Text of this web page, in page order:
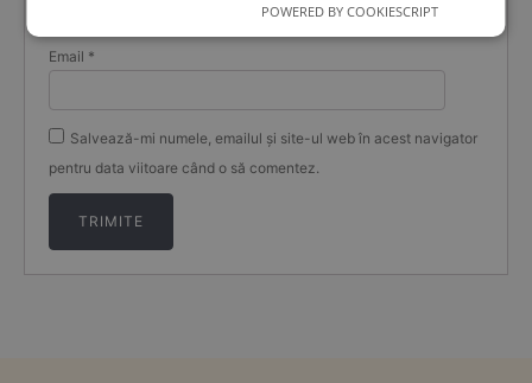
Email *
Salvează-mi numele, emailul și site-ul web în acest navigator
pentru data viitoare când o să comentez.
POWERED BY COOKIESCRIPT